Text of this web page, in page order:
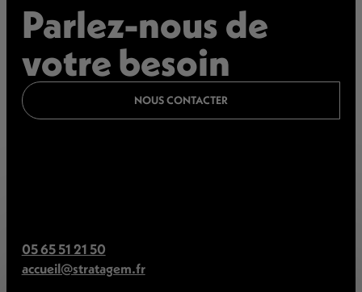
05 65 51 21 50
accueil@stratagem.fr
Parlez-nous de
votre besoin
NOUS CONTACTER